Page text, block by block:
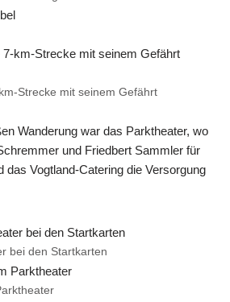
Strecke mit seinem Gefährt
Wanderung war das Parktheater, wo
und Friedbert Sammler für
das Vogtland-Catering die Versorgung
bei den Startkarten